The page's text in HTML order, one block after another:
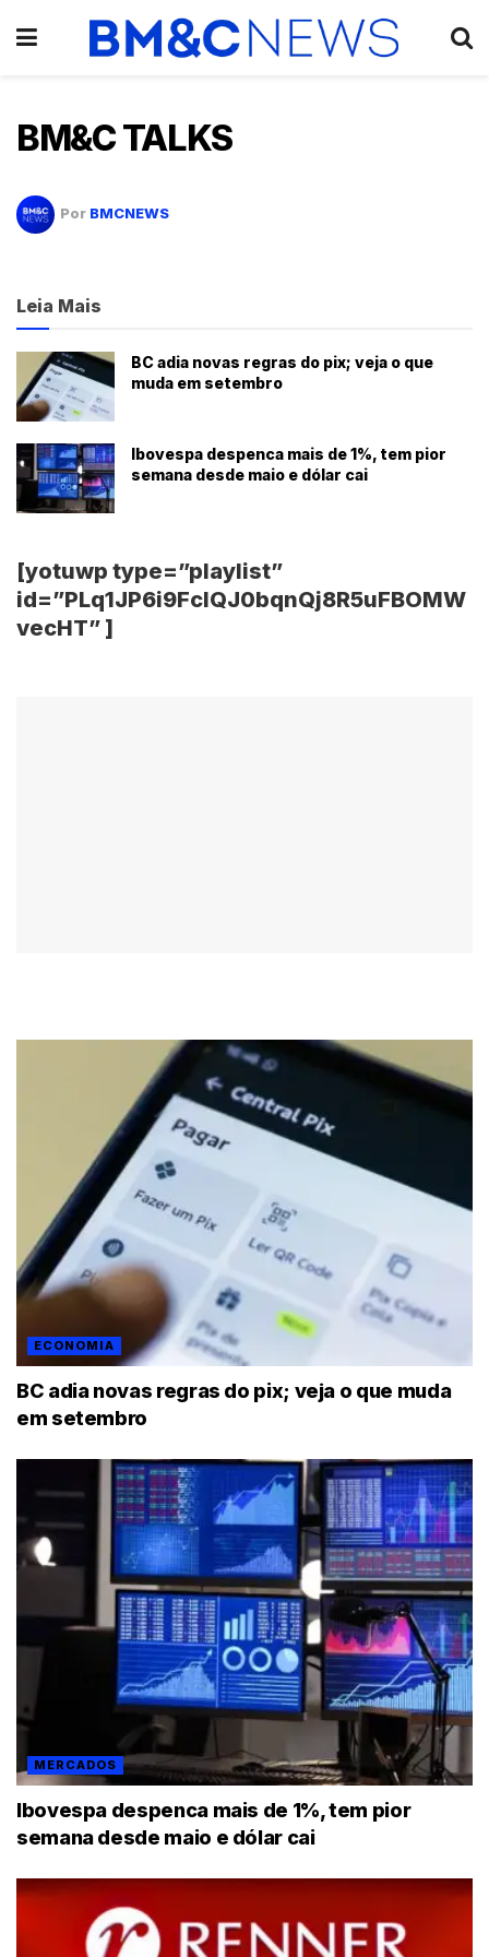
BM&C TALKS
Por BMCNEWS
Leia Mais
BC adia novas regras do pix; veja o que
muda em setembro
Ibovespa despenca mais de 1%, tem pior
semana desde maio e dólar cai
[yotuwp type=”playlist”
id=”PLq1JP6i9FcIQJ0bqnQj8R5uFBOMW
vecHT” ]
ECONOMIA
BC adia novas regras do pix; veja o que muda
em setembro
MERCADOS
Ibovespa despenca mais de 1%, tem pior
semana desde maio e dólar cai